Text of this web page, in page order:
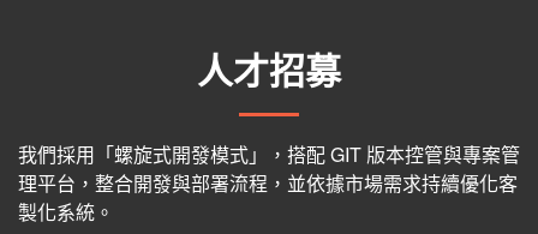
人才招募
我們採用「螺旋式開發模式」，搭配 GIT 版本控管與專案管
理平台，整合開發與部署流程，並依據市場需求持續優化客
製化系統。